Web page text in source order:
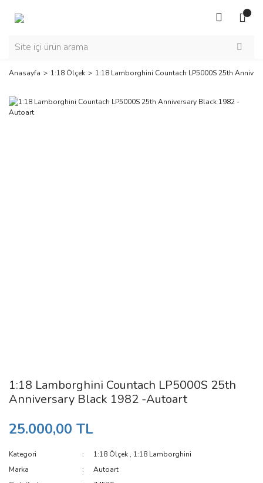
Anasayfa 1:18 Ölçek 1:18 Lamborghini Countach LP5000S 25th
1:18 Lamborghini Countach LP5000S 25th
Anniversary Black 1982 -Autoart
25.000,00 TL
Kategori 1:18 Ölçek , 1:18 Lamborghini
Marka
Autoart